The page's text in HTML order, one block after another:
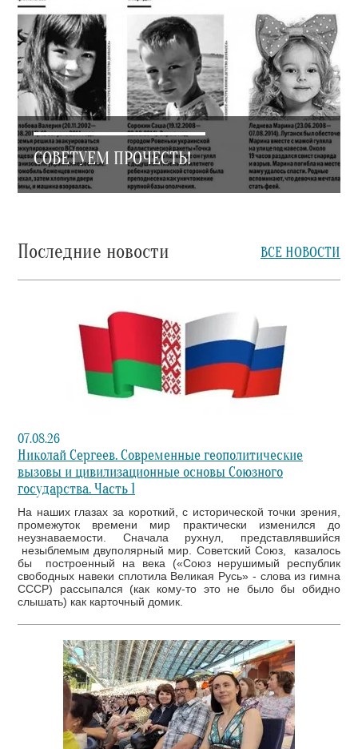
СОВЕТУЕМ ПРОЧЕСТЬ!
Последние новости ВСЕ НОВОСТИ
07.08.26
Николай Сергеев. Современные геополитические
вызовы и цивилизационные основы Союзного
государства. Часть 1
На наших глазах за короткий, с исторической точки зрения,
промежуток времени мир практически изменился до
неузнаваемости. Сначала рухнул, представлявшийся
незыблемым двуполярный мир. Советский Союз, казалось
бы построенный на века («Союз нерушимый республик
свободных навеки сплотила Великая Русь» - слова из гимна
СССР) рассыпался (как кому-то это не было бы обидно
слышать) как карточный домик.